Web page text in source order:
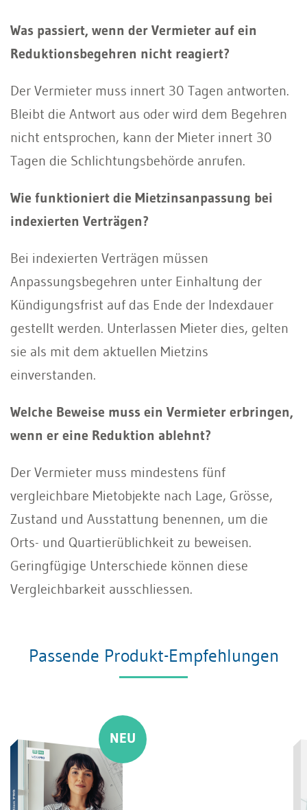
Was passiert, wenn der Vermieter auf ein
Reduktionsbegehren nicht reagiert?
Der Vermieter muss innert 30 Tagen antworten.
Bleibt die Antwort aus oder wird dem Begehren
nicht entsprochen, kann der Mieter innert 30
Tagen die Schlichtungsbehörde anrufen.
Wie funktioniert die Mietzinsanpassung bei
indexierten Verträgen?
Bei indexierten Verträgen müssen
Anpassungsbegehren unter Einhaltung der
Kündigungsfrist auf das Ende der Indexdauer
gestellt werden. Unterlassen Mieter dies, gelten
sie als mit dem aktuellen Mietzins
einverstanden.
Welche Beweise muss ein Vermieter erbringen,
wenn er eine Reduktion ablehnt?
Der Vermieter muss mindestens fünf
vergleichbare Mietobjekte nach Lage, Grösse,
Zustand und Ausstattung benennen, um die
Orts- und Quartierüblichkeit zu beweisen.
Geringfügige Unterschiede können diese
Vergleichbarkeit ausschliessen.
Passende Produkt-Empfehlungen